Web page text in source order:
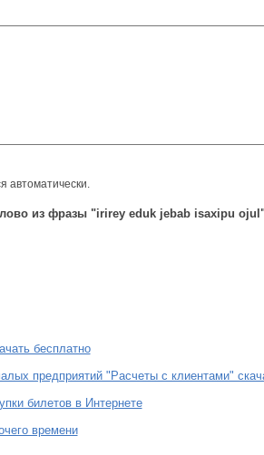
автоматически.
из фразы "irirey eduk jebab isaxipu
бесплатно
предприятий "Расчеты с клиентами"
билетов в Интернете
времени